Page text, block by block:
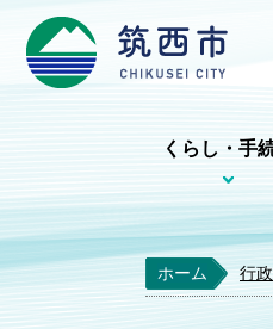
くらし・手
ホーム 行政